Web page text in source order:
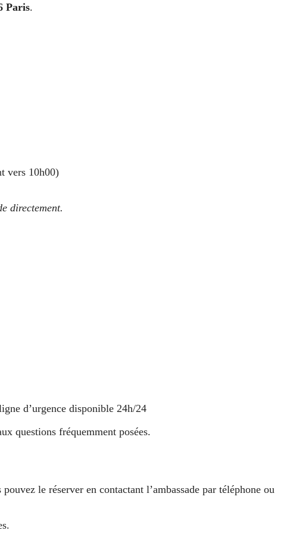
Paris.
vers 10h00)
directement.
d’urgence disponible 24h/24
questions fréquemment posées.
le réserver en contactant l’ambassade par téléphone ou